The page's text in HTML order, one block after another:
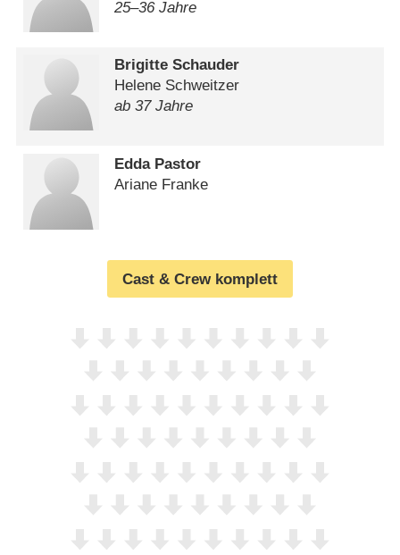
25⁠–⁠36 Jahre
Brigitte Schauder
Helene Schweitzer
ab 37 Jahre
Edda Pastor
Ariane Franke
Cast & Crew komplett